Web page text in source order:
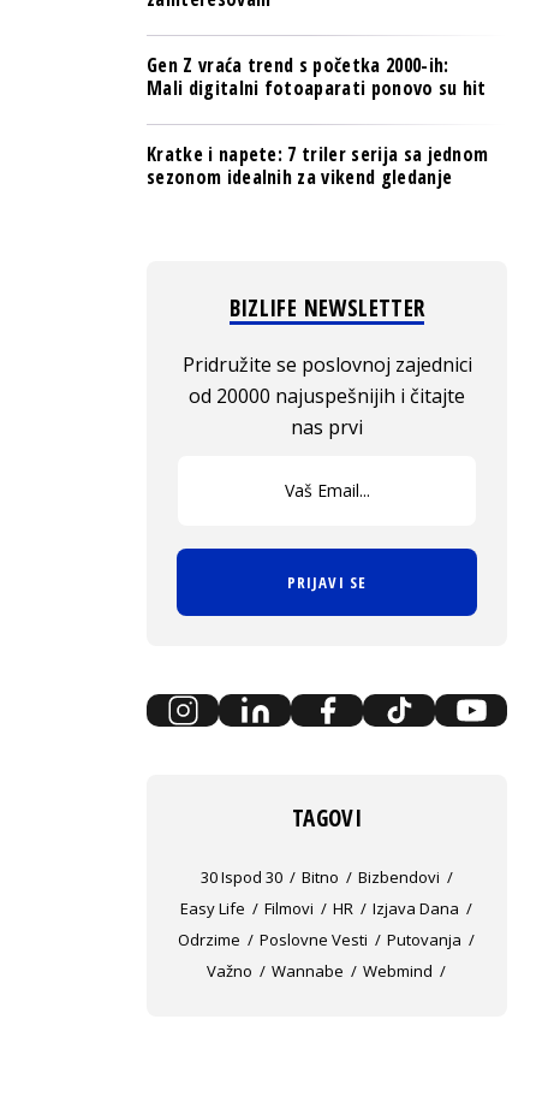
Gen Z vraća trend s početka 2000-ih:
Mali digitalni fotoaparati ponovo su hit
Kratke i napete: 7 triler serija sa jednom
sezonom idealnih za vikend gledanje
BIZLIFE NEWSLETTER
Pridružite se poslovnoj zajednici
od 20000 najuspešnijih i čitajte
nas prvi
PRIJAVI SE
TAGOVI
30 Ispod 30 Bitno
Bizbendovi
Easy Life
Filmovi HR
Izjava Dana
Odrzime
Poslovne Vesti
Putovanja
Važno
Wannabe Webmind